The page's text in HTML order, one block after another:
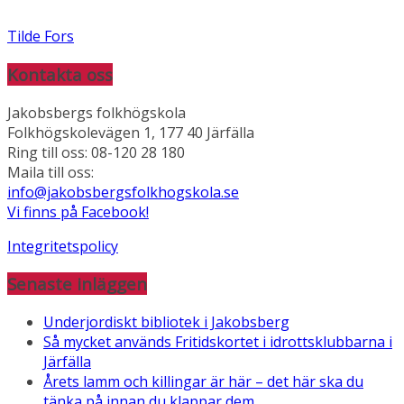
Tilde Fors
Kontakta oss
Jakobsbergs folkhögskola
Folkhögskolevägen 1, 177 40 Järfälla
Ring till oss: 08-120 28 180
Maila till oss:
info@jakobsbergsfolkhogskola.se
Vi finns på Facebook!
Integritetspolicy
Senaste inläggen
Underjordiskt bibliotek i Jakobsberg
Så mycket används Fritidskortet i idrottsklubbarna i
Järfälla
Årets lamm och killingar är här – det här ska du